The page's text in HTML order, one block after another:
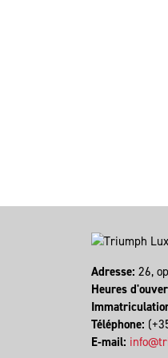
Adresse: 26,
Heures
Téléphone:
E-mail: